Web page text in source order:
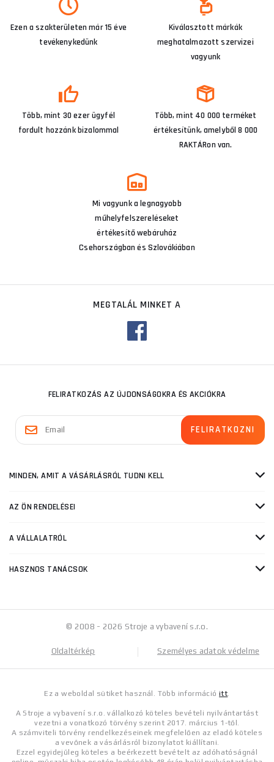
Ezen a szakterületen már 15 éve
tevékenykedünk
Kiválasztott márkák
meghatalmazott szervizei
vagyunk
Több, mint 30 ezer ügyfél
fordult hozzánk bizalommal
Több, mint 40 000 terméket
értékesítünk, amelyből 8 000
RAKTÁRon van.
Mi vagyunk a legnagyobb
műhelyfelszereléseket
értékesítő webáruház
Csehországban és Szlovákiában
MEGTALÁL MINKET A
FELIRATKOZÁS AZ ÚJDONSÁGOKRA ÉS AKCIÓKRA
MINDEN, AMIT A VÁSÁRLÁSRÓL TUDNI KELL
AZ ÖN RENDELÉSEI
A VÁLLALATRÓL
HASZNOS TANÁCSOK
© 2008 - 2026 Stroje a vybavení s.r.o.
Oldaltérkép Személyes adatok védelme
Ez a weboldal sütiket használ. Több információitt.
A Stroje a vybavení s.r.o. vállalkozó köteles bevételi nyilvántartást
vezetni a vonatkozó törvény szerint 2017. március 1-től.
A számviteli törvény rendelkezéseinek megfelelően az eladó köteles
a vevőnek a vásárlásról bizonylatot kiállítani.
Ezzel egyidejűleg köteles a beérkezett bevételt az adóhatóságnál